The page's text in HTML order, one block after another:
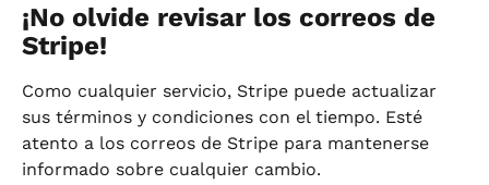
¡No olvide revisar los correos de
Stripe!
Como cualquier servicio, Stripe puede actualizar
sus términos y condiciones con el tiempo. Esté
atento a los correos de Stripe para mantenerse
informado sobre cualquier cambio.